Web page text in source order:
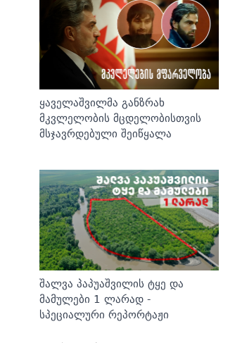
ყაველაშვილმა განზრახ
მკვლელობის მცდელობისთვის
მსჯავრდებული შეიწყალა
შალვა პაპუაშვილის ტყე და
მამულები 1 ლარად -
სპეციალური რეპორტაჟი